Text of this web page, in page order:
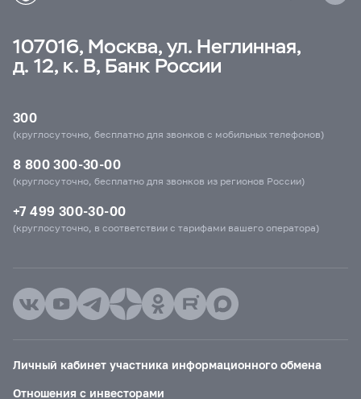
107016, Москва, ул. Неглинная,
д. 12, к. В, Банк России
300
(круглосуточно, бесплатно для звонков с мобильных телефонов)
8 800 300-30-00
(круглосуточно, бесплатно для звонков из регионов России)
+7 499 300-30-00
(круглосуточно, в соответствии с тарифами вашего оператора)
Личный кабинет участника информационного обмена
Отношения с инвесторами